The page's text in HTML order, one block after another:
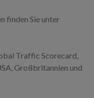
finden Sie unter
Traffic Scorecard,
Großbritannien und